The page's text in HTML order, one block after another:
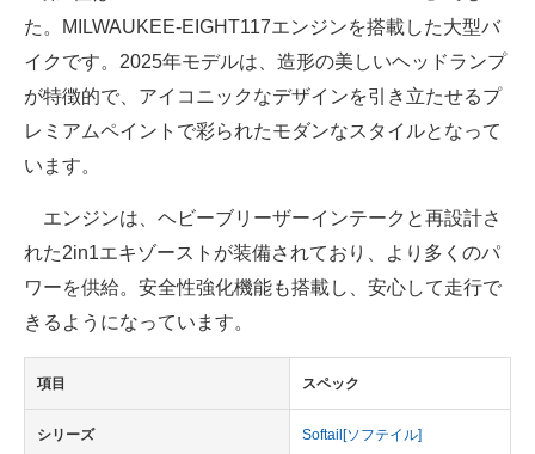
た。MILWAUKEE-EIGHT117エンジンを搭載した大型バ
イクです。2025年モデルは、造形の美しいヘッドランプ
が特徴的で、アイコニックなデザインを引き立たせるプ
レミアムペイントで彩られたモダンなスタイルとなって
います。
エンジンは、ヘビーブリーザーインテークと再設計さ
れた2in1エキゾーストが装備されており、より多くのパ
ワーを供給。安全性強化機能も搭載し、安心して走行で
きるようになっています。
項目 スペック
シリーズ Softail[ソフテイル]